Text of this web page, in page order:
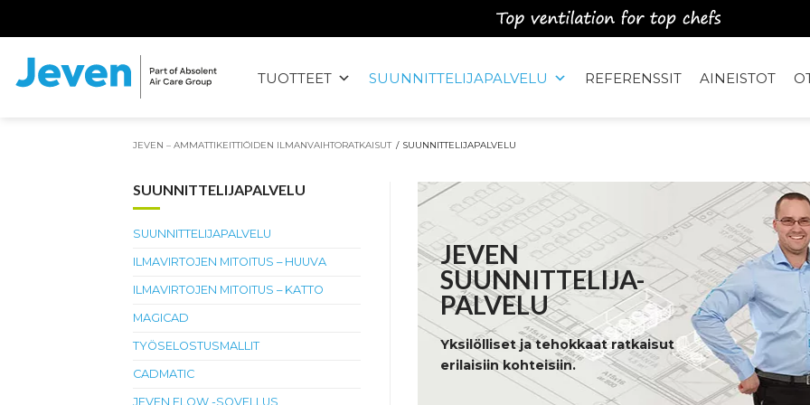
TUOTTEET SUUNNITTELIJAPALVELU REFERENSSIT AINEISTOT
JEVEN – AMMATTIKEITTIÖIDEN ILMANVAIHTORATKAISUT / SUUNNITTELIJAPALVELU
JEVEN
SUUNNITTELIJA-
PALVELU
Yksilölliset ja tehokkaat ratkaisut
erilaisiin kohteisiin.
SUUNNITTELIJAPALVELU
SUUNNITTELIJAPALVELU
ILMAVIRTOJEN MITOITUS – HUUVA
ILMAVIRTOJEN MITOITUS – KATTO
MAGICAD
TYÖSELOSTUSMALLIT
CADMATIC
JEVEN FLOW -SOVELLUS